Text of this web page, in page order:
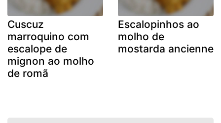
Cuscuz
marroquino com
escalope de
mignon ao molho
de romã
Escalopinhos ao
molho de
mostarda ancienne